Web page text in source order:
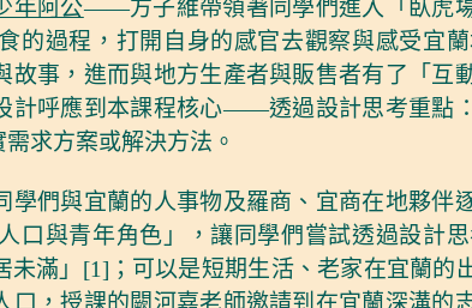
年阿公——方子維帶領著同學們進入「臥虎
的過程，打開自身的感官去觀察與感受宜
故事，進而與地方生產者與販售者有了「互
計呼應到本課程核心——透過設計思考重點
求方案或解決方法。
們與宜蘭的人事物及羅商、宜商在地夥伴
口與青年角色」，讓同學們嘗試透過設計
未滿」[1]；可以是短期生活、老家在宜蘭的
，授課的闕河嘉老師邀請到在宜蘭深溝